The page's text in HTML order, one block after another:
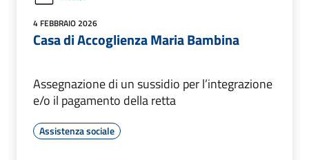
4 FEBBRAIO 2026
Casa di Accoglienza Maria Bambina
Assegnazione di un sussidio per l’integrazione
e/o il pagamento della retta
Assistenza sociale